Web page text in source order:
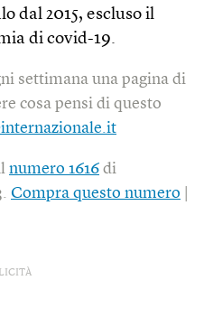
dal 2015, escluso il
di covid-19.
settimana una pagina di
cosa pensi di questo
numero 1616 di
Compra questo numero